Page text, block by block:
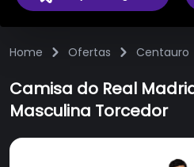
Home Ofertas Centauro
Camisa do Real
Masculina Torcedor